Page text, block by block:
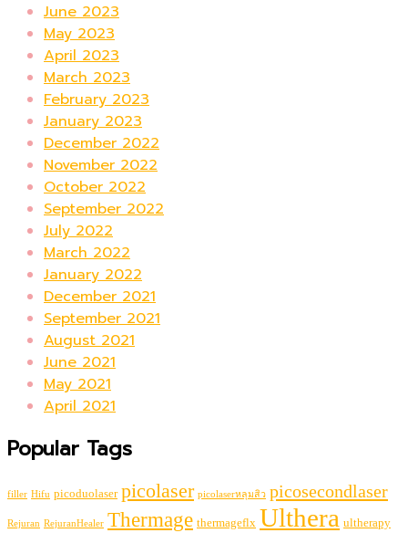
June 2023
May 2023
April 2023
March 2023
February 2023
January 2023
December 2022
November 2022
October 2022
September 2022
July 2022
March 2022
January 2022
December 2021
September 2021
August 2021
June 2021
May 2021
April 2021
Popular Tags
filler Hifu picoduolaser picolaser picolaserหลุมสิว picosecondlaser
Rejuran RejuranHealer Thermage thermageflx Ulthera ultherapy